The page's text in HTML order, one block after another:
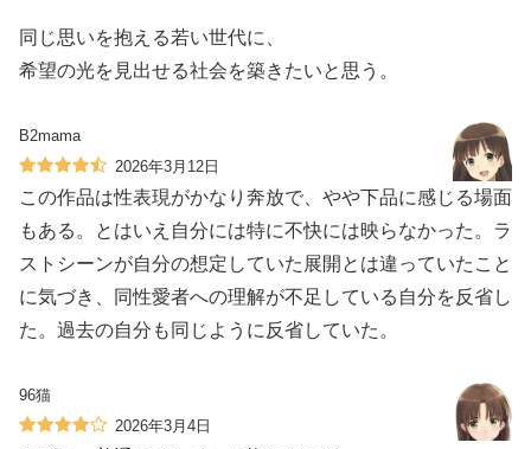
同じ思いを抱える若い世代に、
希望の光を見出せる社会を築きたいと思う。
B2mama
2026年3月12日
この作品は性表現がかなり奔放で、やや下品に感じる場面
もある。とはいえ自分には特に不快には映らなかった。ラ
ストシーンが自分の想定していた展開とは違っていたこと
に気づき、同性愛者への理解が不足している自分を反省し
た。過去の自分も同じように反省していた。
96猫
2026年3月4日